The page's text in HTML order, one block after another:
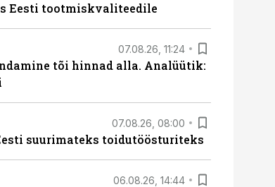
Eesti tootmiskvaliteedile
07.08.26, 11:24
tõi hinnad alla. Analüütik:
07.08.26, 08:00
suurimateks toidutöösturiteks
06.08.26, 14:44